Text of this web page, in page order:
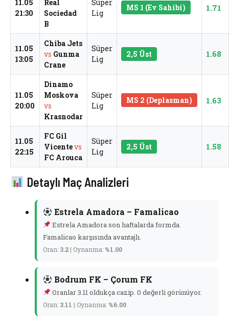
11.05
21:30
Real
Sociedad
B
Süper
Lig
MS 1 (Ev Sahibi) 1.71
11.05
13:05
Chiba Jets
vs Gunma
Crane
Süper
Lig
2,5 Üst 1.68
11.05
20:00
Dinamo
Moskova
vs
Krasnodar
Süper
Lig
MS 2 (Deplasman) 1.63
11.05
22:15
FC Gil
Vicentevs
FC Arouca
Süper
Lig
2,5 Üst 1.58
Detaylı Maç Analizleri
Estrela Amadora – Famalicao
Estrela Amadora son haftalarda formda.
Famalicao karşısında avantajlı.
Oran: 3.2 | Oynanma: %1.00
Bodrum FK – Çorum FK
Oranlar 3.11 oldukça cazip. 0 değerli görünüyor.
Oran: 3.11 | Oynanma: %6.00